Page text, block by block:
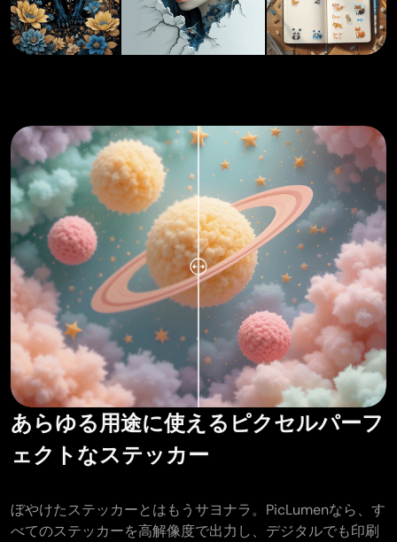
あらゆる用途に使えるピクセルパーフ
ェクトなステッカー
ぼやけたステッカーとはもうサヨナラ。PicLumenなら、す
べてのステッカーを高解像度で出力し、デジタルでも印刷